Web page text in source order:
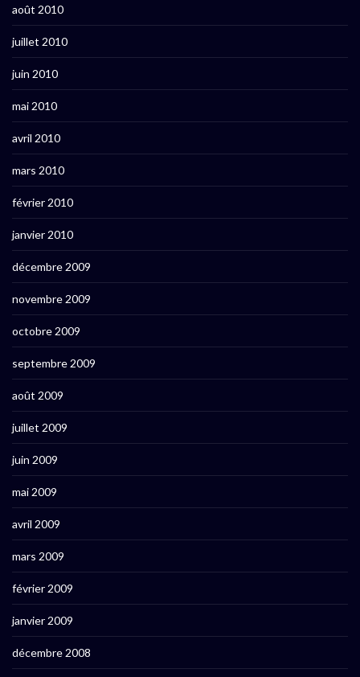
août 2010
juillet 2010
juin 2010
mai 2010
avril 2010
mars 2010
février 2010
janvier 2010
décembre 2009
novembre 2009
octobre 2009
septembre 2009
août 2009
juillet 2009
juin 2009
mai 2009
avril 2009
mars 2009
février 2009
janvier 2009
décembre 2008